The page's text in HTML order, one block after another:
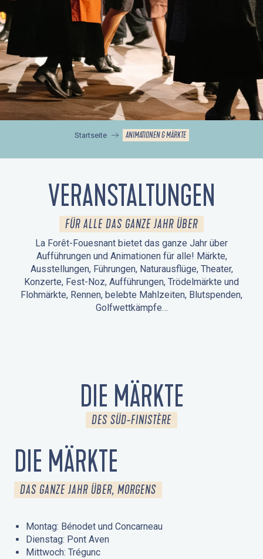
Startseite ANIMATIONEN & MÄRKTE
VERANSTALTUNGEN
FÜR ALLE DAS GANZE JAHR ÜBER
La Forêt-Fouesnant bietet das ganze Jahr über
Aufführungen und Animationen für alle! Märkte,
Ausstellungen, Führungen, Naturausflüge, Theater,
Konzerte, Fest-Noz, Aufführungen, Trödelmärkte und
Flohmärkte, Rennen, belebte Mahlzeiten, Blutspenden,
Golfwettkämpfe…
DIE MÄRKTE
DES SÜD-FINISTÈRE
DIE MÄRKTE
DAS GANZE JAHR ÜBER, MORGENS
Montag: Bénodet und Concarneau
Dienstag: Pont Aven
Mittwoch: Trégunc